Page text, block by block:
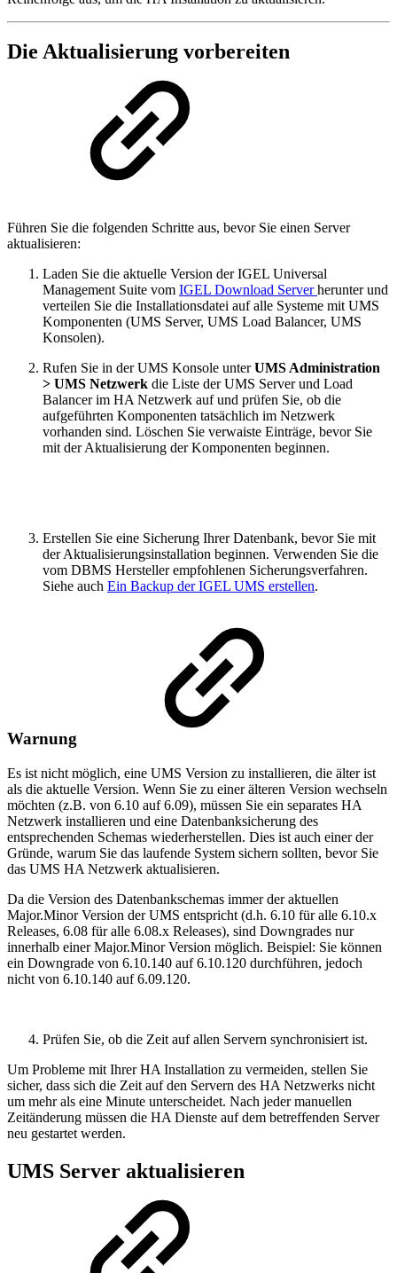
Die Aktualisierung vorbereiten
Führen Sie die folgenden Schritte aus, bevor Sie einen Server
aktualisieren:
Laden Sie die aktuelle Version der IGEL Universal
Management Suite vom IGEL Download Serverherunter und
verteilen Sie die Installationsdatei auf alle Systeme mit UMS
Komponenten (UMS Server, UMS Load Balancer, UMS
Konsolen).
Rufen Sie in der UMS Konsole unterUMS Administration
> UMS Netzwerk die Liste der UMS Server und Load
Balancer im HA Netzwerk auf und prüfen Sie, ob die
aufgeführten Komponenten tatsächlich im Netzwerk
vorhanden sind. Löschen Sie verwaiste Einträge, bevor Sie
mit der Aktualisierung der Komponenten beginnen.
Erstellen Sie eine Sicherung Ihrer Datenbank, bevor Sie mit
der Aktualisierungsinstallation beginnen. Verwenden Sie die
vom DBMS Hersteller empfohlenen Sicherungsverfahren.
Siehe auch Ein Backup der IGEL UMS erstellen.
Warnung
Es ist nicht möglich, eine UMS Version zu installieren, die älter ist
als die aktuelle Version. Wenn Sie zu einer älteren Version wechseln
möchten (z.B. von 6.10 auf 6.09), müssen Sie ein separates HA
Netzwerk installieren und eine Datenbanksicherung des
entsprechenden Schemas wiederherstellen. Dies ist auch einer der
Gründe, warum Sie das laufende System sichern sollten, bevor Sie
das UMS HA Netzwerk aktualisieren.
Da die Version des Datenbankschemas immer der aktuellen
Major.Minor Version der UMS entspricht (d.h. 6.10 für alle 6.10.x
Releases, 6.08 für alle 6.08.x Releases), sind Downgrades nur
innerhalb einer Major.Minor Version möglich. Beispiel: Sie können
ein Downgrade von 6.10.140 auf 6.10.120 durchführen, jedoch
nicht von 6.10.140 auf 6.09.120.
Prüfen Sie, ob die Zeit auf allen Servern synchronisiert ist.
Um Probleme mit Ihrer HA Installation zu vermeiden, stellen Sie
sicher, dass sich die Zeit auf den Servern des HA Netzwerks nicht
um mehr als eine Minute unterscheidet. Nach jeder manuellen
Zeitänderung müssen die HA Dienste auf dem betreffenden Server
neu gestartet werden.
UMS Server aktualisieren